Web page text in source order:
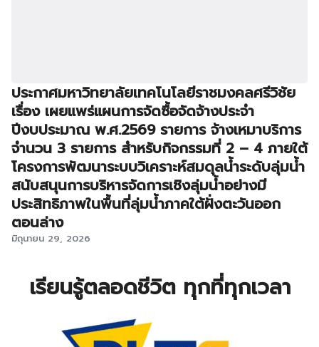
ประกาศมหาวิทยาลัยเทคโนโลยีราชมงคลศรีวิชัย
เรื่อง เผยแพร่แผนการจัดซื้อจัดจ้างประจำ
ปีงบประมาณ พ.ศ.2569 รายการ จ้างเหมาบริการ
จำนวน 3 รายการ สำหรับกิจกรรมที่ 2 – 4 ภายใต้
โครงการพัฒนาระบบวิเคราะห์สมดุลน้ำระดับลุ่มน้ำ
สนับสนุนการบริหารจัดการเชิงลุ่มน้ำอย่างมี
ประสิทธิภาพในพื้นที่ลุ่มน้ำภาคใต้ฝั่งตะวันออก
ตอนล่าง
มิถุนายน 29, 2026
เรียนรู้ตลอดชีวิต ทุกที่ทุกเวลา